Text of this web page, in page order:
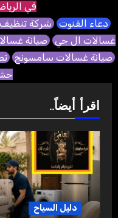
في
دعاء القنوت شركة
غسالات ال جي صيانة
صيانة غسالات سامسونج
اقرأ أيضاً..
دليل السياح